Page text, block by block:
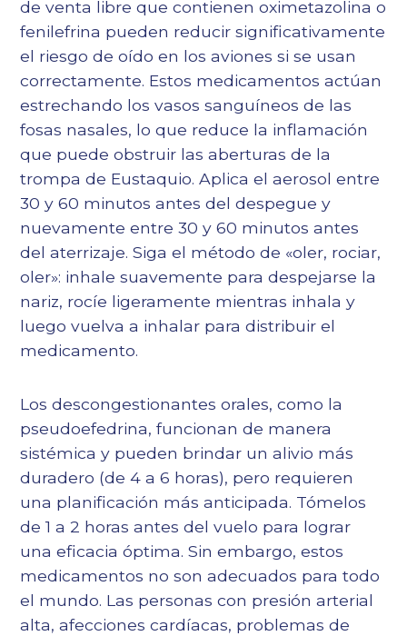
de venta libre que contienen oximetazolina o
fenilefrina pueden reducir significativamente
el riesgo de oído en los aviones si se usan
correctamente. Estos medicamentos actúan
estrechando los vasos sanguíneos de las
fosas nasales, lo que reduce la inflamación
que puede obstruir las aberturas de la
trompa de Eustaquio. Aplica el aerosol entre
30 y 60 minutos antes del despegue y
nuevamente entre 30 y 60 minutos antes
del aterrizaje. Siga el método de «oler, rociar,
oler»: inhale suavemente para despejarse la
nariz, rocíe ligeramente mientras inhala y
luego vuelva a inhalar para distribuir el
medicamento.
Los descongestionantes orales, como la
pseudoefedrina, funcionan de manera
sistémica y pueden brindar un alivio más
duradero (de 4 a 6 horas), pero requieren
una planificación más anticipada. Tómelos
de 1 a 2 horas antes del vuelo para lograr
una eficacia óptima. Sin embargo, estos
medicamentos no son adecuados para todo
el mundo. Las personas con presión arterial
alta, afecciones cardíacas, problemas de